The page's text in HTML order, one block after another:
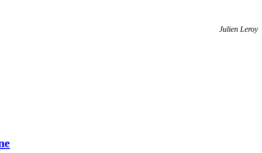
Julien Leroy